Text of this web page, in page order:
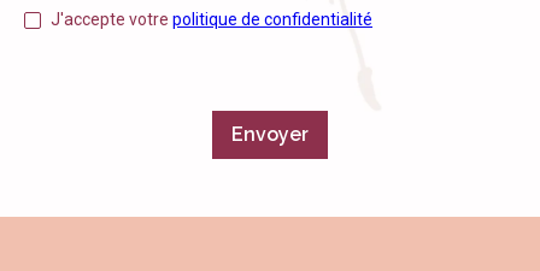
J'accepte votre politique de confidentialité